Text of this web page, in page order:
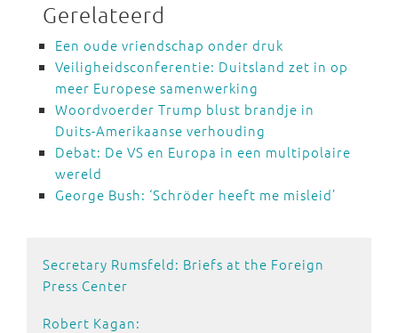
Gerelateerd
Een oude vriendschap onder druk
Veiligheidsconferentie: Duitsland zet in op
meer Europese samenwerking
Woordvoerder Trump blust brandje in
Duits-Amerikaanse verhouding
Debat: De VS en Europa in een multipolaire
wereld
George Bush: ‘Schröder heeft me misleid’
Secretary Rumsfeld: Briefs at the Foreign
Press Center
Robert Kagan: